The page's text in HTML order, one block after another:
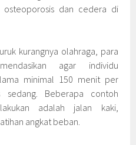
osteoporosis dan cedera di
kurangnya olahraga, para
agar individu
minimal 150 menit per
sedang. Beberapa contoh
adalah jalan kaki,
angkat beban.